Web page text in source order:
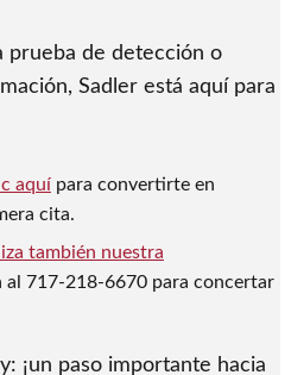
prueba de detección o
Sadler está aquí para
aquípara convertirte en
cita.
también nuestra
al 717-218-6670 para concertar
¡un paso importante hacia